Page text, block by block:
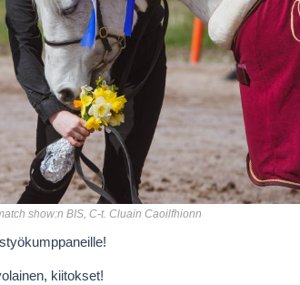
show:n BIS, C-t. Cluain Caoilfhionn
kiitokset!